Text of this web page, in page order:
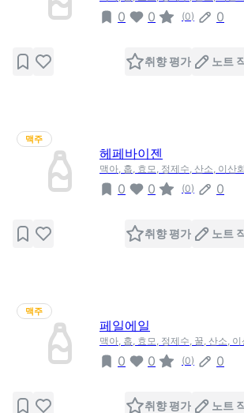
0 0 (0) 0
취향 평가 노트
맥주
헤페바이젠
맥아, 홉, 효모, 정제수, 산소, 이산
0 0 (0) 0
취향 평가 노트
맥주
페일에일
맥아, 홉, 효모, 정제수, 꿀, 산소,
0 0 (0) 0
취향 평가 노트